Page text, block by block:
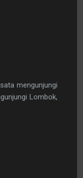
mengunjungi
Lombok,